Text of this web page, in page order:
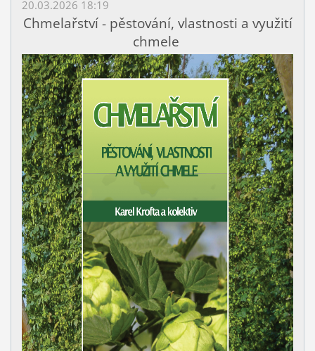
20.03.2026 18:19
Chmelařství - pěstování, vlastnosti a využití
chmele